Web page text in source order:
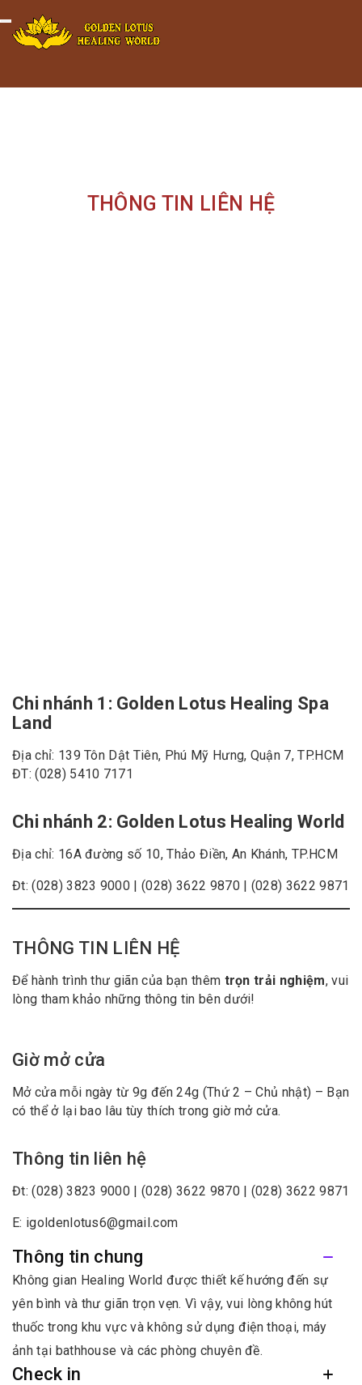
Toggle navigation
THÔNG TIN LIÊN HỆ
Chi nhánh 1: Golden Lotus Healing Spa
Land
Địa chỉ: 139 Tôn Dật Tiên, Phú Mỹ Hưng, Quận 7, TP.HCM
ĐT: (028) 5410 7171
Chi nhánh 2: Golden Lotus Healing World
Địa chỉ: 16A đường số 10, Thảo Điền, An Khánh, TP.HCM
Đt: (028) 3823 9000 | (028) 3622 9870 | (028) 3622 9871
THÔNG TIN LIÊN HỆ
Để hành trình thư giãn của bạn thêm trọn trải nghiệm, vui
lòng tham khảo những thông tin bên dưới!
Giờ mở cửa
Mở cửa mỗi ngày từ 9g đến 24g (Thứ 2 – Chủ nhật) – Bạn
có thể ở lại bao lâu tùy thích trong giờ mở cửa.
Thông tin liên hệ
Đt: (028) 3823 9000 | (028) 3622 9870 | (028) 3622 9871
E: igoldenlotus6@gmail.com
Thông tin chung
Không gian Healing World được thiết kế hướng đến sự
yên bình và thư giãn trọn vẹn. Vì vậy, vui lòng không hút
thuốc trong khu vực và không sử dụng điện thoại, máy
ảnh tại bathhouse và các phòng chuyên đề.
Check in
Minigame Tiktok cùng Golden
Lotus nhận thưởng đến 9tr đồng.